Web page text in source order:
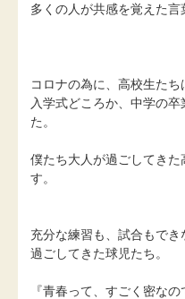
多くの人が共感を覚えた言
コロナの為に、高校生たち
入学式どころか、中学の
た。
僕たち大人が過ごしてきた
す。
充分な練習も、試合もでき
過ごしてきた球児たち。
『青春って、すごく密なの